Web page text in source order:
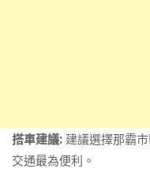
搭車建議: 建議選擇那霸
交通最為便利。